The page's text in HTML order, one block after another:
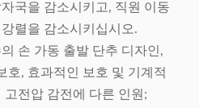
국을 감소시키고, 직원 이동
렬을 감소시키십시오.
손 가동 출발 단추 디자인,
호, 효과적인 보호 및 기계적
전압 감전에 다른 인원;